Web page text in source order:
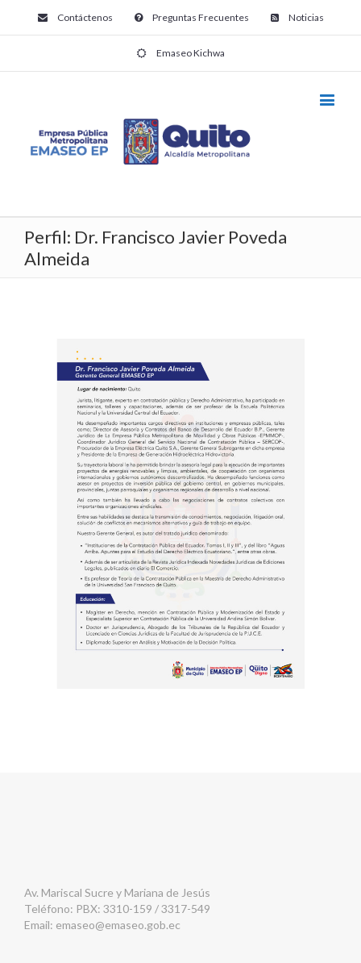
Contáctenos Preguntas Frecuentes Noticias
Emaseo Kichwa
Perfil: Dr. Francisco Javier Poveda
Almeida
Av. Mariscal Sucre y Mariana de Jesús
Teléfono: PBX: 3310-159 / 3317-549
Email: emaseo@emaseo.gob.ec